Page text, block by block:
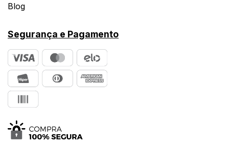
Blog
Segurança e Pagamento